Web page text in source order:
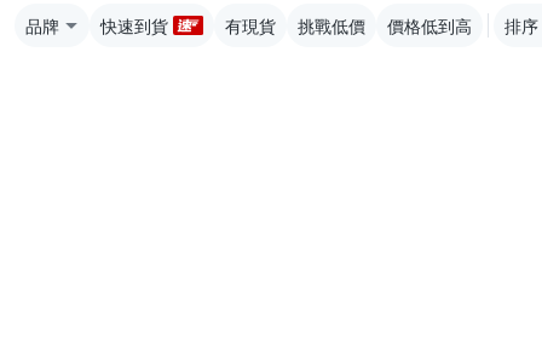
品牌 快速到貨 有現貨 挑戰低價 價格低到高 排序